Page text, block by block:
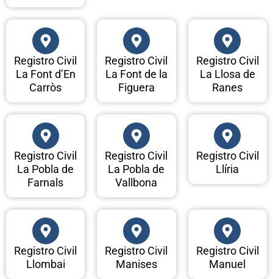
Registro Civil
La Font d’En
Carròs
Registro Civil
La Font de la
Figuera
Registro Civil
La Llosa de
Ranes
Registro Civil
La Pobla de
Farnals
Registro Civil
La Pobla de
Vallbona
Registro Civil
Llíria
Registro Civil
Llombai
Registro Civil
Manises
Registro Civil
Manuel